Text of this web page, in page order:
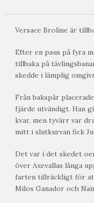
Versace Broline är
Efter en paus på fyra
tillbaka på
skedde i lämplig
Från bakspår
fjärde utvändigt. Han
kvar, men tyvärr var
mitt i slutkurvan fick
Det var i det skedet
över Axevallas långa
farten tillräckligt för
Milos Ganador och